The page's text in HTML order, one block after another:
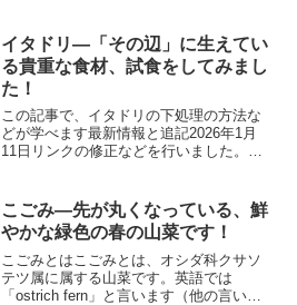
イタドリ―「その辺」に生えてい
る貴重な食材、試食をしてみまし
た！
この記事で、イタドリの下処理の方法な
どが学べます最新情報と追記2026年1月
11日リンクの修正などを行いました。今
属する植物です。折り採るとポコンと音
がし、味は酸っぱい...
こごみ―先が丸くなっている、鮮
やかな緑色の春の山菜です！
こごみとはこごみとは、オシダ科クサソ
テツ属に属する山菜です。英語では
「ostrich fern」と言います（他の言い方